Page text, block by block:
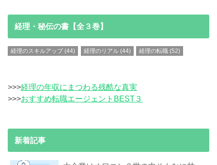
経理・秘伝の書【全３巻】
経理のスキルアップ (44) 経理のリアル(44) 経理の転職(52)
>>>経理の年収にまつわる残酷な真実
>>>おすすめ転職エージェントBEST３
新着記事